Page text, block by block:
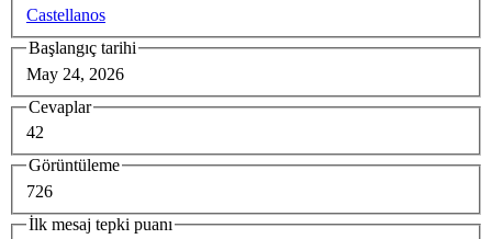
Castellanos
Başlangıç tarihi
May 24, 2026
Cevaplar
42
Görüntüleme
726
İlk mesaj tepki puanı